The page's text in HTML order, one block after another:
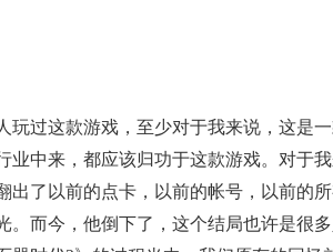
玩过这款游戏，至少对于我来说，这是
业中来，都应该归功于这款游戏。对于
出了以前的点卡，以前的帐号，以前的
。而今，他倒下了，这个结局也许是很